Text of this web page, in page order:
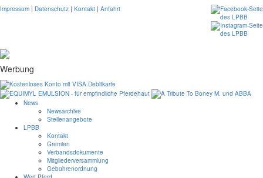
Impressum | Datenschutz | Kontakt | Anfahrt
Werbung
News
Newsarchive
Stellenangebote
LPBB
Kontakt
Gremien
Verbandsdokumente
Mitgliederversammlung
Gebührenordnung